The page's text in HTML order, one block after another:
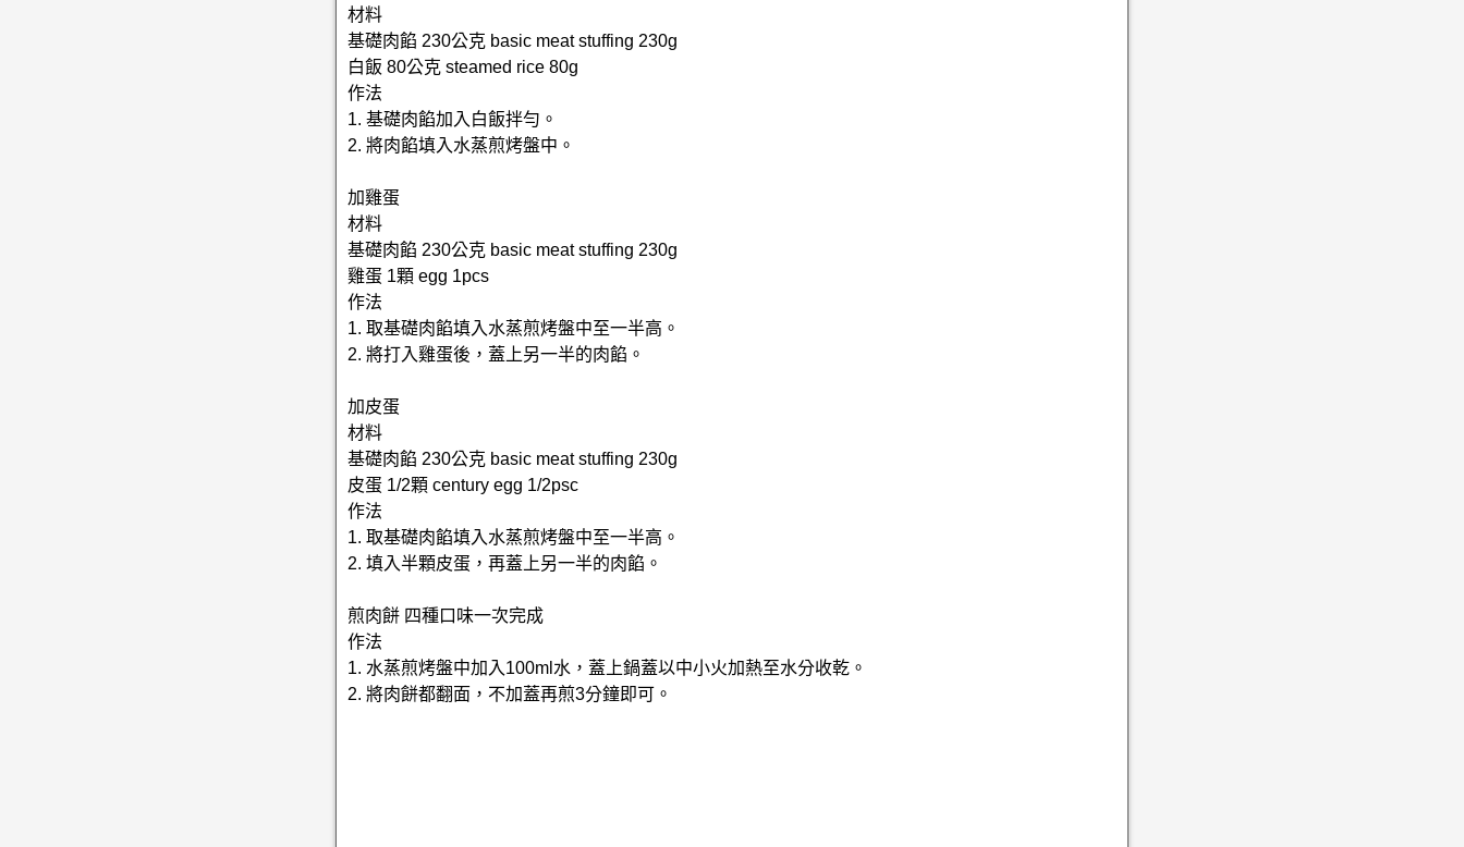
材料
基礎肉餡 230公克 basic meat stuffing 230g
白飯 80公克 steamed rice 80g
作法
1. 基礎肉餡加入白飯拌勻。
2. 將肉餡填入水蒸煎烤盤中。
加雞蛋
材料
基礎肉餡 230公克 basic meat stuffing 230g
雞蛋 1顆 egg 1pcs
作法
1. 取基礎肉餡填入水蒸煎烤盤中至一半高。
2. 將打入雞蛋後，蓋上另一半的肉餡。
加皮蛋
材料
基礎肉餡 230公克 basic meat stuffing 230g
皮蛋 1/2顆 century egg 1/2psc
作法
1. 取基礎肉餡填入水蒸煎烤盤中至一半高。
2. 填入半顆皮蛋，再蓋上另一半的肉餡。
煎肉餅 四種口味一次完成
作法
1. 水蒸煎烤盤中加入100ml水，蓋上鍋蓋以中小火加熱至水分收乾。
2. 將肉餅都翻面，不加蓋再煎3分鐘即可。